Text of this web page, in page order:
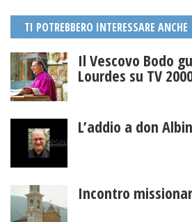
TI POTREBBERO INTERESSARE ANCHE
Il Vescovo Bodo
Lourdes su TV
L’addio a don
Incontro